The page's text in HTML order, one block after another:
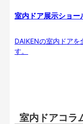
室内ドア展示ショー
DAIKENの室内ドア
す。
室内ドアコラ